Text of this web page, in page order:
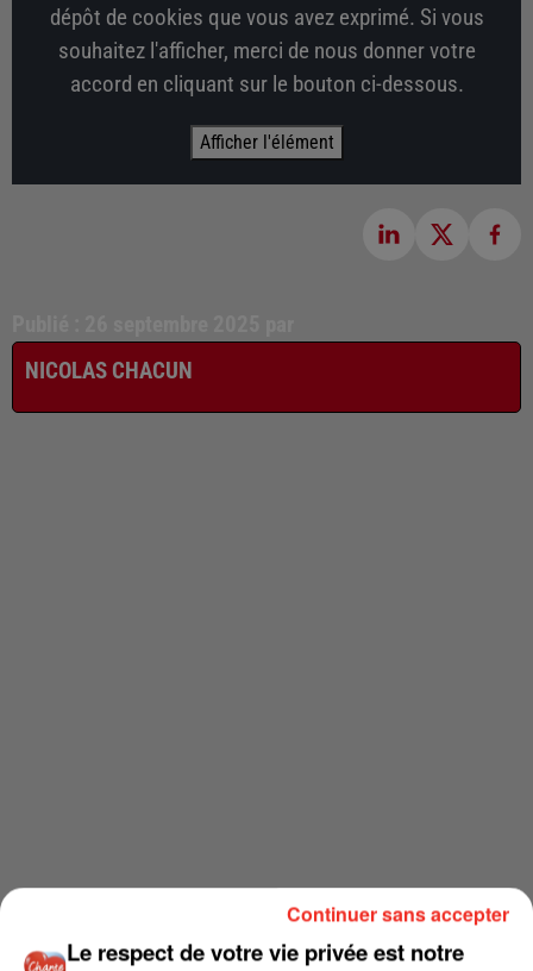
dépôt de cookies que vous avez exprimé. Si vous
souhaitez l'afficher, merci de nous donner votre
accord en cliquant sur le bouton ci-dessous.
Afficher l'élément
NICOLAS CHACUN
Le respect de votre vie privée est notre
Continuer sans accepter